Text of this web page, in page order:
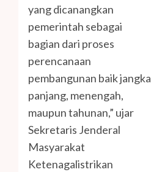
yang dicanangkan
pemerintah sebagai
bagian dari proses
perencanaan
pembangunan baik jangka
panjang, menengah,
maupun tahunan,” ujar
Sekretaris Jenderal
Masyarakat
Ketenagalistrikan